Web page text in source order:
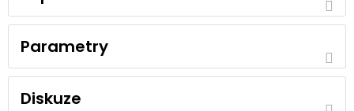
Parametry
Diskuze